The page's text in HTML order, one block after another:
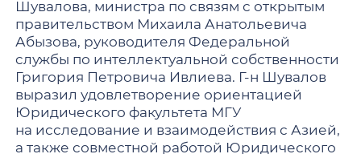
Шувалова, министра по связям с открытым
правительством Михаила Анатольевича
Абызова, руководителя Федеральной
службы по интеллектуальной собственности
Григория Петровича Ивлиева. Г-н Шувалов
выразил удовлетворение ориентацией
Юридического факультета МГУ
на исследование и взаимодействия с Азией,
а также совместной работой Юридического